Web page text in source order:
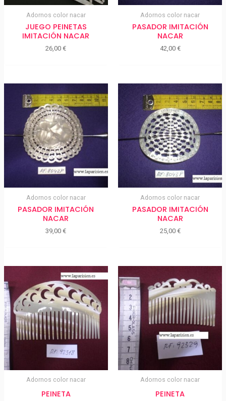
Adornos color nacar
JUEGO PEINETAS
IMITACIÓN NACAR
26,00€
Adornos color nacar
PASADOR IMITACIÓN
NACAR
42,00 €
Adornos color nacar
PASADOR IMITACIÓN
NACAR
39,00€
Adornos color nacar
PASADOR IMITACIÓN
NACAR
25,00 €
Adornos color nacar
PEINETA
Adornos color nacar
PEINETA